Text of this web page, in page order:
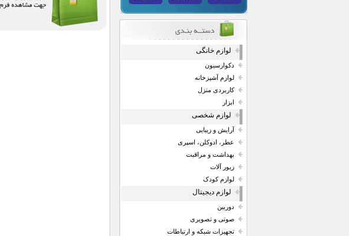
لوازم خانگی
دکوارسیون
لوازم آشپزخانه
کاربردی منزل
ابزار
لوازم شخصی
آرایش و زیبایی
عطر، ادوکلن، اسپری
بهداشت و مراقبت
زیور آلات
لوازم کودک
لوازم دیجیتال
دوربین
صوتی و تصویری
تجهیزات شبکه و ارتباطات